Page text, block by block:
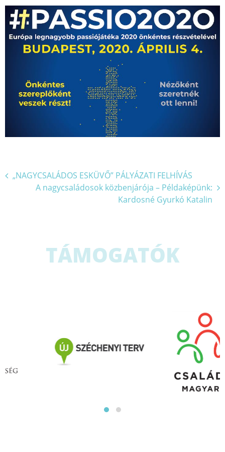
Bejegyzés
navigáció
„NAGYCSALÁDOS ESKÜVŐ” PÁLYÁZATI FELHÍVÁS
A nagycsaládosok közbenjárója – Példaképünk:
Kardosné Gyurkó Katalin
TÁMOGATÓK